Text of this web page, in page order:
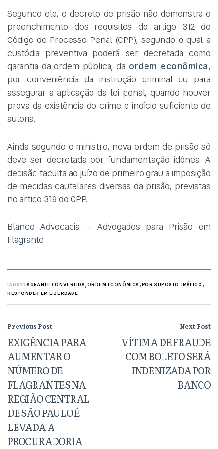
Segundo ele, o decreto de prisão não demonstra o
preenchimento dos requisitos do artigo 312 do
Código de Processo Penal (CPP), segundo o qual a
custódia preventiva poderá ser decretada como
garantia da ordem pública, da ordem econômica,
por conveniência da instrução criminal ou para
assegurar a aplicação da lei penal, quando houver
prova da existência do crime e indício suficiente de
autoria.
Ainda segundo o ministro, nova ordem de prisão só
deve ser decretada por fundamentação idônea. A
decisão faculta ao juízo de primeiro grau a imposição
de medidas cautelares diversas da prisão, previstas
no artigo 319 do CPP.
Blanco Advocacia – Advogados para Prisão em
Flagrante
TAGS:FLAGRANTE CONVERTIDA,ORDEM ECONÔMICA,POR SUPOSTO TRÁFICO ,
RESPONDER EM LIBERDADE
Previous Post
EXIGÊNCIA PARA
AUMENTAR O
NÚMERO DE
FLAGRANTES NA
REGIÃO CENTRAL
DE SÃO PAULO É
LEVADA A
PROCURADORIA
Next Post
VÍTIMA DE FRAUDE
COM BOLETO SERÁ
INDENIZADA POR
BANCO